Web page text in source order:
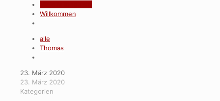
Willkommen
alle
Thomas
23. März 2020
23. März 2020
Kategorien